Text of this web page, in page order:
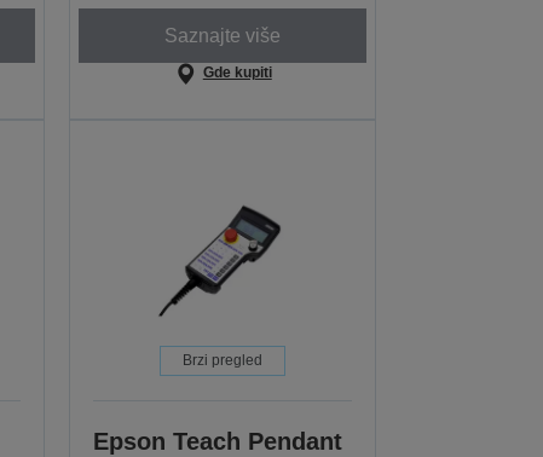
Saznajte više
Gde kupiti
Brzi pregled
Epson Teach Pendant